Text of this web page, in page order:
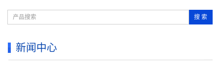
搜 索
新闻中心